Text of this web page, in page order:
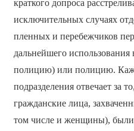
краткого допроса
исключительных случаях
пленных и перебежчиков
дальнейшего
полицию) или полицию.
подразделения отвечает за
гражданские лица,
том числе и женщины), были